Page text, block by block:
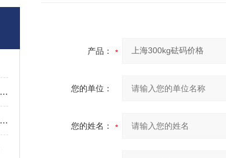
防爆称重仪表标定：精准与安全的保障之道
称重显示控制器在现代工业中的核心应用与价值
产品：
您的单位：
您的姓名：